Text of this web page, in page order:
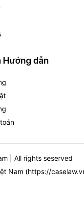
Hướng dẫn
| All rights seserved
Nam (https://